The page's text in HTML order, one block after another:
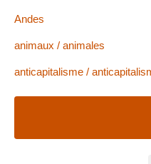
Andes
animaux / animales
anticapitalisme /